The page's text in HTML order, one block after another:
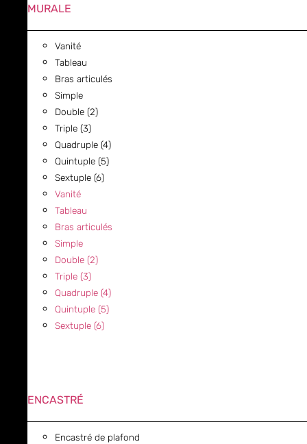
MURALE
Vanité
Tableau
Bras articulés
Simple
Double (2)
Triple (3)
Quadruple (4)
Quintuple (5)
Sextuple (6)
Vanité
Tableau
Bras articulés
Simple
Double (2)
Triple (3)
Quadruple (4)
Quintuple (5)
Sextuple (6)
ENCASTRÉ
Encastré de plafond